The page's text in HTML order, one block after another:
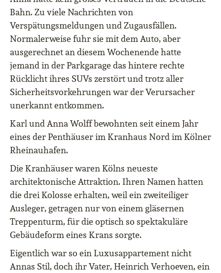
Bahn. Zu viele Nachrichten von
Verspätungsmeldungen und Zugausfällen.
Normalerweise fuhr sie mit dem Auto, aber
ausgerechnet an diesem Wochenende hatte
jemand in der Parkgarage das hintere rechte
Rücklicht ihres SUVs zerstört und trotz aller
Sicherheitsvorkehrungen war der Verursacher
unerkannt entkommen.
Karl und Anna Wolff bewohnten seit einem Jahr
eines der Penthäuser im Kranhaus Nord im Kölner
Rheinauhafen.
Die Kranhäuser waren Kölns neueste
architektonische Attraktion. Ihren Namen hatten
die drei Kolosse erhalten, weil ein zweiteiliger
Ausleger, getragen nur von einem gläsernen
Treppenturm, für die optisch so spektakuläre
Gebäudeform eines Krans sorgte.
Eigentlich war so ein Luxusappartement nicht
Annas Stil, doch ihr Vater, Heinrich Verhoeven, ein